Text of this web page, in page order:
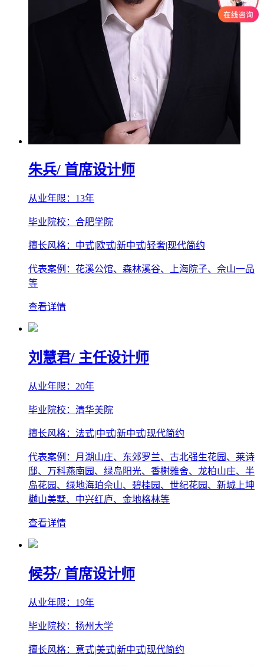
朱兵/ 首席设计师
从业年限：13年
毕业院校：合肥学院
擅长风格：中式|欧式|新中式|轻奢|现代简约
代表案例：花溪公馆、森林溪谷、上海院子、佘山一品
等
查看详情
刘慧君/ 主任设计师
从业年限：20年
毕业院校：清华美院
擅长风格：法式|中式|新中式|现代简约
代表案例：月湖山庄、东郊罗兰、古北强生花园、莱诗
邸、万科燕南园、绿岛阳光、香榭雅舍、龙柏山庄、半
岛花园、绿地海珀佘山、碧桂园、世纪花园、新城上坤
樾山美墅、中兴红庐、金地格林等
查看详情
候芬/ 首席设计师
从业年限：19年
毕业院校：扬州大学
擅长风格：意式|美式|新中式|现代简约